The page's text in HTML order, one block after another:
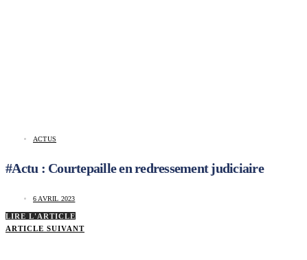
ACTUS
#Actu : Courtepaille en redressement judiciaire
6 AVRIL 2023
LIRE L'ARTICLE
ARTICLE SUIVANT